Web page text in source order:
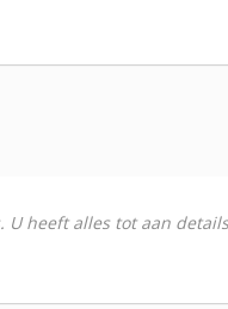
heeft alles tot aan